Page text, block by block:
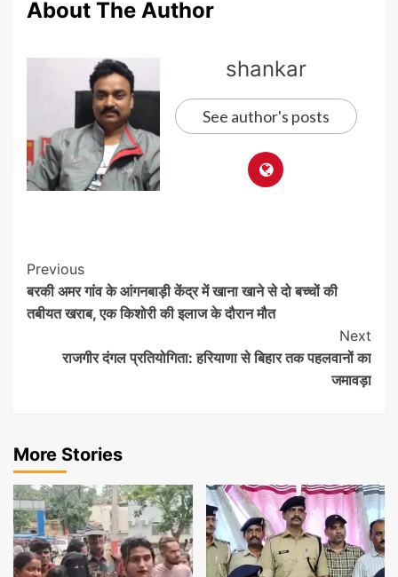
About The Author
shankar
See author's posts
Post
Navigation
Previous
बरकी अमर गांव के आंगनबाड़ी केंद्र में खाना खाने से दो बच्चों की
तबीयत खराब, एक किशोरी की इलाज के दौरान मौत
Next
राजगीर दंगल प्रतियोगिता: हरियाणा से बिहार तक पहलवानों का
जमावड़ा
More Stories